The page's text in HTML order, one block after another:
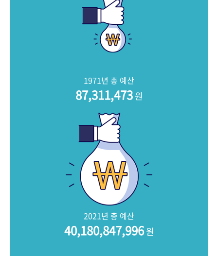
문서 기록물 행정박물
1971년 총 예산
87,311,473원
2021년 총 예산
40,180,847,996원